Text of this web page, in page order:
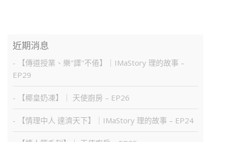
近期消息
- 【傳道授業、樂"譯"不倦】｜IMaStory 理的故事 –
EP29
- 【椰皇奶凍】｜ 天使廚房 – EP26
- 【情理中人 達濟天下】｜IMaStory 理的故事 – EP24